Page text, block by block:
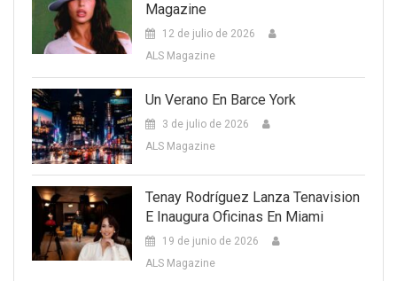
Magazine
12 de julio de 2026
ALS Magazine
Un Verano En Barce York
3 de julio de 2026
ALS Magazine
Tenay Rodríguez Lanza Tenavision
E Inaugura Oficinas En Miami
19 de junio de 2026
ALS Magazine